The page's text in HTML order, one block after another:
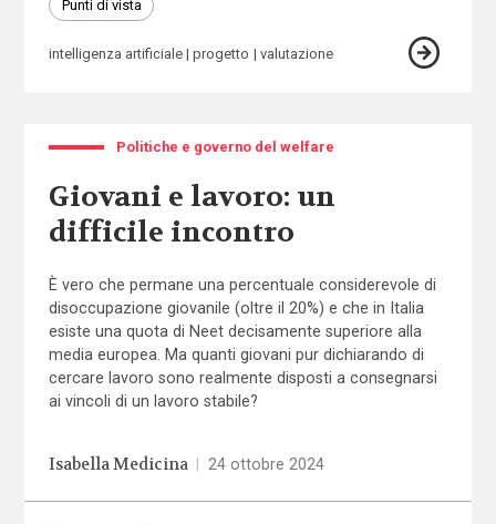
Punti di vista
intelligenza artificiale progetto valutazione
Politiche e governo del welfare
Giovani e lavoro: un
difficile incontro
È vero che permane una percentuale considerevole di
disoccupazione giovanile (oltre il 20%) e che in Italia
esiste una quota di Neet decisamente superiore alla
media europea. Ma quanti giovani pur dichiarando di
cercare lavoro sono realmente disposti a consegnarsi
ai vincoli di un lavoro stabile?
Isabella Medicina 24 ottobre 2024